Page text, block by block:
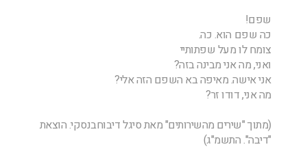
שפם!
כה שפם הוא. כה.
צומח לו מעל שפתותיי
ואני, מה אני מבינה בזה?
אני אישה. מאיפה בא השפם הזה אלי?
מה אני, דודו זר?
(מתוך "שירים מהשירותים" מאת סיגל דיבוחבנסקי. הוצאת
"דיבה". התשמ"ג)